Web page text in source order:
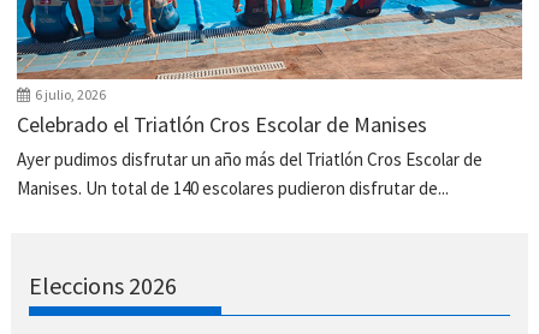
6 julio, 2026
Celebrado el Triatlón Cros Escolar de Manises
Ayer pudimos disfrutar un año más del Triatlón Cros Escolar de
Manises. Un total de 140 escolares pudieron disfrutar de...
Eleccions 2026